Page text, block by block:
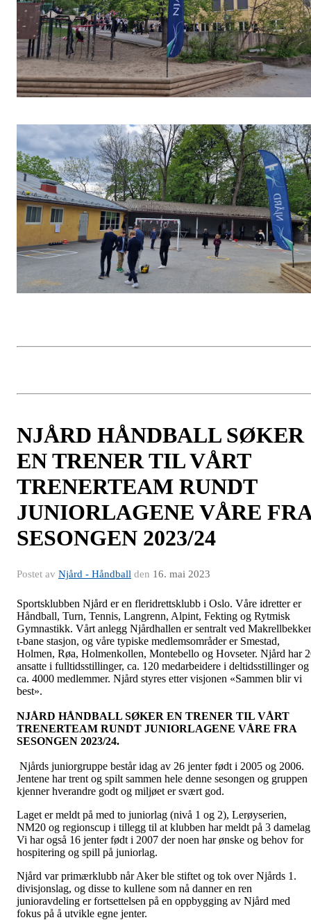
NJÅRD HÅNDBALL SØKER
EN TRENER TIL VÅRT
TRENERTEAM RUNDT
JUNIORLAGENE VÅRE FRA
SESONGEN 2023/24
Postet av Njård - Håndball den 16. mai 2023
Sportsklubben Njård er en fleridrettsklubb i Oslo. Våre idretter er
Håndball, Turn, Tennis, Langrenn, Alpint, Fekting og Rytmisk
Gymnastikk. Vårt anlegg Njårdhallen er sentralt ved
t-bane stasjon, og våre typiske medlemsområder er Smestad,
Holmen, Røa, Holmenkollen, Montebello og Hovseter. Njård har
ansatte i fulltidsstillinger, ca. 120 medarbeidere i deltidsstillinger og
ca. 4000 medlemmer. Njård styres etter visjonen «Sammen blir vi
best».
NJÅRD HÅNDBALL SØKER EN TRENER TIL VÅRT
TRENERTEAM RUNDT JUNIORLAGENE VÅRE FRA
SESONGEN 2023/24.
Njårds juniorgruppe består idag av 26 jenter født i 2005 og 2006.
Jentene har trent og spilt sammen hele denne sesongen og gruppen
kjenner hverandre godt og miljøet er svært god.
Laget er meldt på med to juniorlag (nivå 1 og 2), Lerøyserien,
NM20 og regionscup i tillegg til at klubben har meldt på 3
Vi har også 16 jenter født i 2007 der noen har ønske og behov for
hospitering og spill på juniorlag.
Njård var primærklubb når Aker ble stiftet og tok over Njårds 1.
divisjonslag, og disse to kullene som nå danner en ren
junioravdeling er fortsettelsen på en oppbygging av Njård med
fokus på å utvikle egne jenter.